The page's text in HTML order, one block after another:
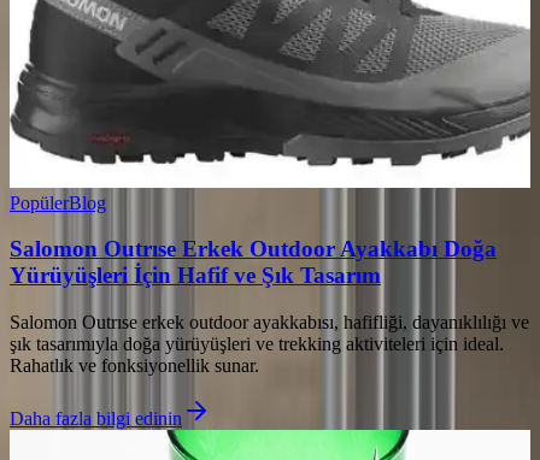
PopülerBlog
Salomon Outrıse Erkek Outdoor Ayakkabı Doğa
Yürüyüşleri İçin Hafif ve Şık Tasarım
Salomon Outrıse erkek outdoor ayakkabısı, hafifliği, dayanıklılığı ve
şık tasarımıyla doğa yürüyüşleri ve trekking aktiviteleri için ideal.
Rahatlık ve fonksiyonellik sunar.
Daha fazla bilgi edinin